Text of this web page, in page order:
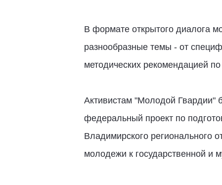
В формате открытого диалога
разнообразные темы - от
методических рекомендацией
Активистам "Молодой Гвардии"
федеральный проект по
Владимирского регионального
молодежи к государственной и